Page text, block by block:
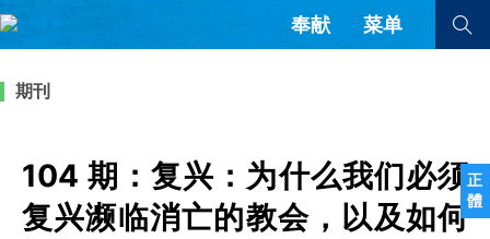
正
體
奉献 菜单
来信
查看全部
查看全部
期刊
104 期：复兴：为什么我们必须
复兴濒临消亡的教会，以及如何